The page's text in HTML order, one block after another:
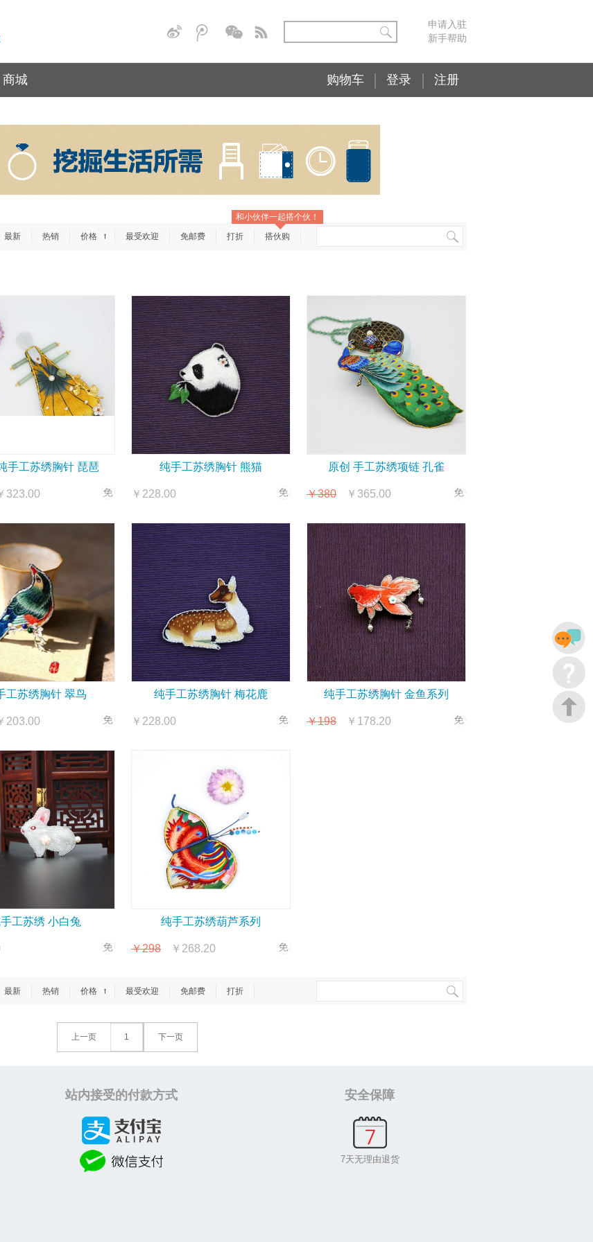
申请入驻
新手帮助
商城 购物车 登录 注册
最新 热销 价格 → 最受欢迎 免邮费 打折 搭伙购
和小伙伴一起搭个伙！
手工苏绣胸针 琵琶
323.00
纯手工苏绣胸针 熊猫
￥228.00
原创 手工苏绣项链 孔雀
￥380 ￥365.00
工苏绣胸针 翠鸟
203.00
纯手工苏绣胸针 梅花鹿
￥228.00
纯手工苏绣胸针 金鱼系列
￥198 ￥178.20
工苏绣 小白兔 纯手工苏绣葫芦系列
￥298 ￥268.20
最新 热销 价格 → 最受欢迎 免邮费 打折
上一页 1 下一页
站内接受的付款方式 安全保障
7天无理由退货